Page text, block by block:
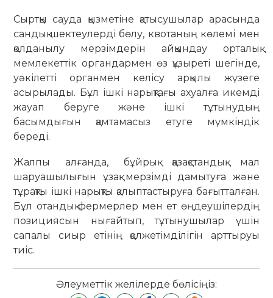
Сыртқы сауда қызметіне қатысушылар арасында
сандық шектеулерді бөлу, квотаның көлемі мен
қолданылу мерзімдерін айқындау орталық
мемлекеттік органдармен өз құзыреті шегінде,
уәкілетті органмен келісу арқылы жүзеге
асырылады. Бұл ішкі нарықтағы ахуалға икемді
жауап беруге және ішкі тұтынудың
басымдығын қамтамасыз етуге мүмкіндік
береді.
Жалпы алғанда, бұйрық қазақстандық мал
шаруашылығын ұзақ мерзімді дамытуға және
тұрақты ішкі нарықты қалыптастыруға бағытталған.
Бұл отандық фермерлер мен ет өңдеушілердің
позициясын нығайтып, тұтынушылар үшін
сапалы сиыр етінің қолжетімділігін арттыруы
тиіс.
Әлеуметтік желілерде бөлісіңіз: